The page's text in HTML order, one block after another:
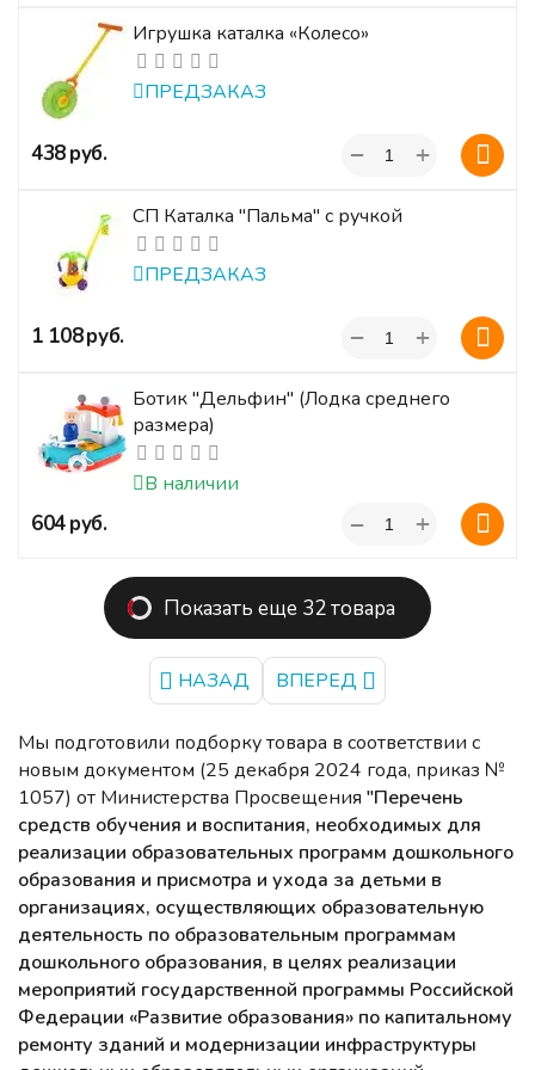
Мы подготовили подборку товара в соответствии с
новым документом (25 декабря 2024 года, приказ №
1057) от Министерства Просвещения "Перечень
средств обучения и воспитания, необходимых для
реализации образовательных программ дошкольного
образования и присмотра и ухода за детьми в
организациях, осуществляющих образовательную
деятельность по образовательным программам
дошкольного образования, в целях реализации
мероприятий государственной программы Российской
Федерации «Развитие образования» по капитальному
ремонту зданий и модернизации инфраструктуры
Игрушка каталка «Колесо»
ПРЕДЗАКАЗ
‍438‍руб. +
−
СП Каталка "Пальма" с ручкой
ПРЕДЗАКАЗ
‍1 108‍руб. +
−
Ботик "Дельфин" (Лодка среднего
размера)
В наличии
‍604‍руб. +
−
Показать еще 32 товара
НАЗАД ВПЕРЕД